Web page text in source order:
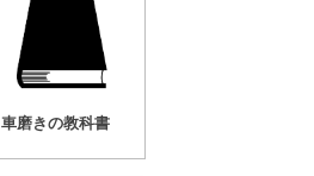
車磨きの教科書